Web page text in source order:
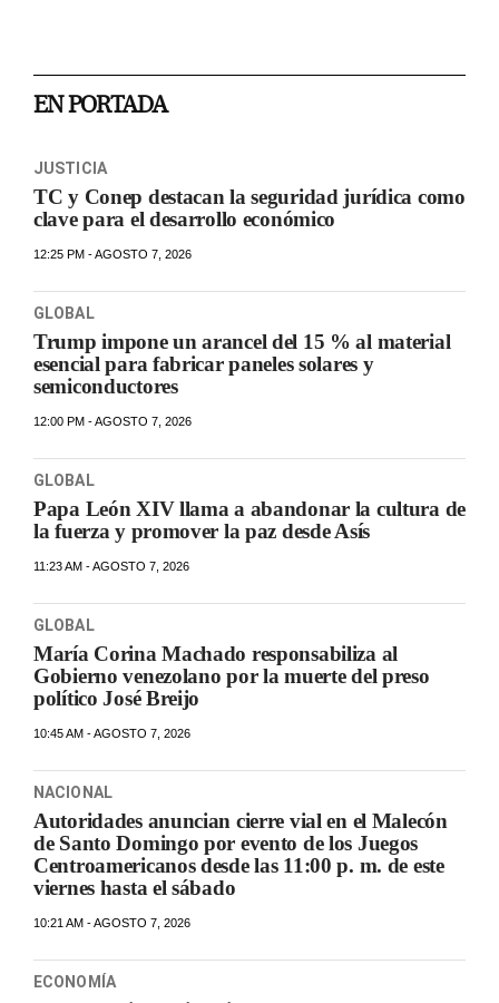
EN PORTADA
JUSTICIA
TC y Conep destacan la seguridad jurídica como
clave para el desarrollo económico
12:25 PM - AGOSTO 7, 2026
GLOBAL
Trump impone un arancel del 15 % al material
esencial para fabricar paneles solares y
semiconductores
12:00 PM - AGOSTO 7, 2026
GLOBAL
Papa León XIV llama a abandonar la cultura de
la fuerza y promover la paz desde Asís
11:23 AM - AGOSTO 7, 2026
GLOBAL
María Corina Machado responsabiliza al
Gobierno venezolano por la muerte del preso
político José Breijo
10:45 AM - AGOSTO 7, 2026
NACIONAL
Autoridades anuncian cierre vial en el Malecón
de Santo Domingo por evento de los Juegos
Centroamericanos desde las 11:00 p. m. de este
viernes hasta el sábado
10:21 AM - AGOSTO 7, 2026
ECONOMÍA